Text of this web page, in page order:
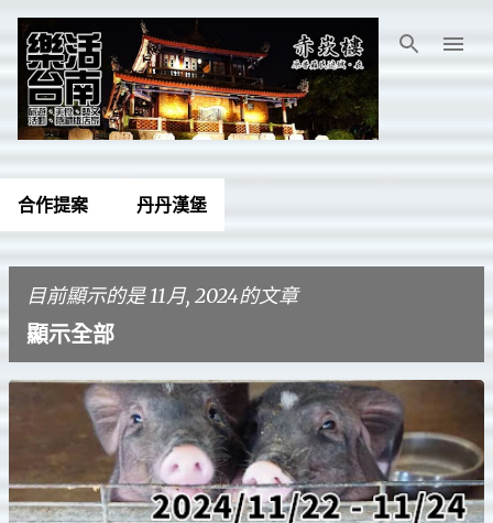
跳到主要內容
合作提案 丹丹漢堡
目前顯示的是 11月, 2024的文章
顯示全部
發
文